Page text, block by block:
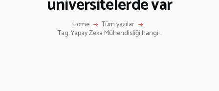
Home Tüm yazılar
Tag: Yapay Zeka Mühendisliği hangi...
İLETIŞIM